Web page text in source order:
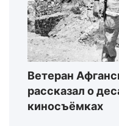
Ветеран
рассказал о
киносъёмках